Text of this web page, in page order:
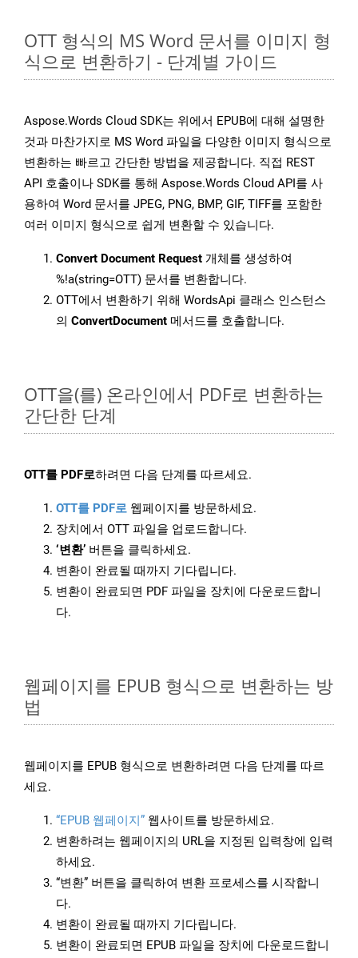
OTT 형식의 MS Word 문서를 이미지 형
식으로 변환하기 - 단계별 가이드
Aspose.Words Cloud SDK는 위에서 EPUB에 대해 설명한
것과 마찬가지로 MS Word 파일을 다양한 이미지 형식으로
변환하는 빠르고 간단한 방법을 제공합니다. 직접 REST
API 호출이나 SDK를 통해 Aspose.Words Cloud API를 사
용하여 Word 문서를 JPEG, PNG, BMP, GIF, TIFF를 포함한
여러 이미지 형식으로 쉽게 변환할 수 있습니다.
Convert Document Request 개체를 생성하여
%!a(string=OTT) 문서를 변환합니다.
OTT에서 변환하기 위해 WordsApi 클래스 인스턴스
의 ConvertDocument 메서드를 호출합니다.
OTT을(를) 온라인에서 PDF로 변환하는
간단한 단계
OTT를 PDF로하려면 다음 단계를 따르세요.
OTT를 PDF로 웹페이지를 방문하세요.
장치에서 OTT 파일을 업로드합니다.
‘변환’ 버튼을 클릭하세요.
변환이 완료될 때까지 기다립니다.
변환이 완료되면 PDF 파일을 장치에 다운로드합니
다.
웹페이지를 EPUB 형식으로 변환하는 방
법
웹페이지를 EPUB 형식으로 변환하려면 다음 단계를 따르
세요.
“EPUB 웹페이지” 웹사이트를 방문하세요.
변환하려는 웹페이지의 URL을 지정된 입력창에 입력
하세요.
“변환” 버튼을 클릭하여 변환 프로세스를 시작합니
다.
변환이 완료될 때까지 기다립니다.
변환이 완료되면 EPUB 파일을 장치에 다운로드합니